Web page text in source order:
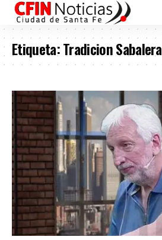
Etiqueta:Tradicion Sabalera